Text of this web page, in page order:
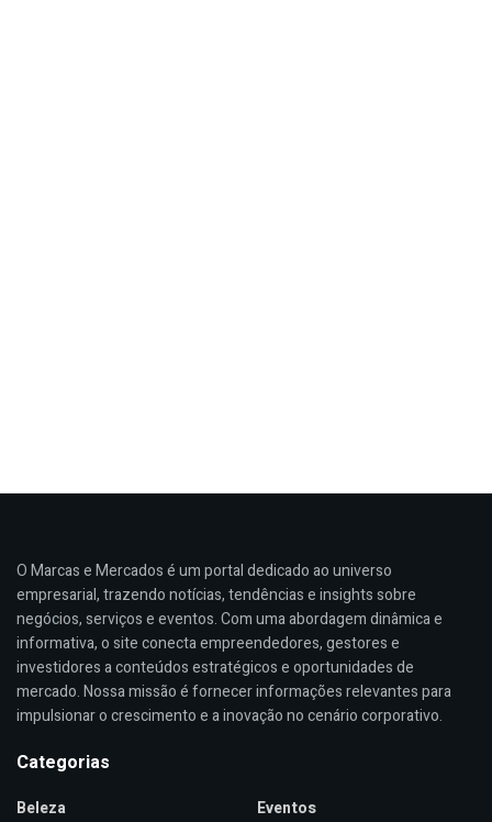
O Marcas e Mercados é um portal dedicado ao universo
empresarial, trazendo notícias, tendências e insights sobre
negócios, serviços e eventos. Com uma abordagem dinâmica e
informativa, o site conecta empreendedores, gestores e
investidores a conteúdos estratégicos e oportunidades de
mercado. Nossa missão é fornecer informações relevantes para
impulsionar o crescimento e a inovação no cenário corporativo.
Categorias
Beleza
Eventos